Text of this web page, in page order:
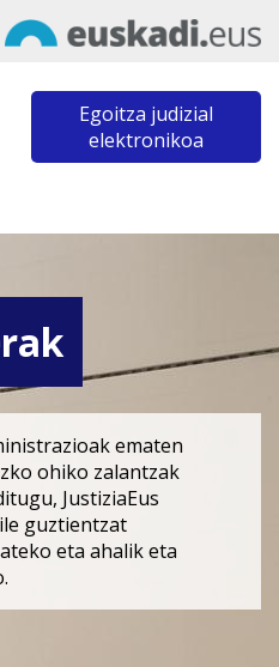
Egoitza judizial
elektronikoa
ematen
ohiko zalantzak
JustiziaEus
guztientzat
eta ahalik eta